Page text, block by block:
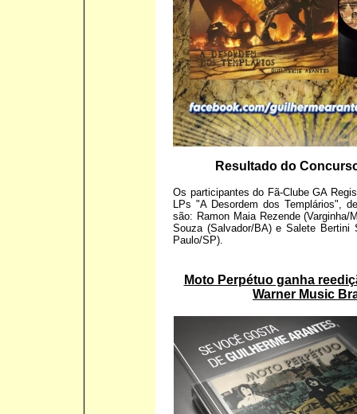
Resultado do
Os participantes do Fã-Clube GA
LPs "A Desordem dos Templários",
são: Ramon Maia Rezende (Varginha/
Souza (Salvador/BA) e Salete Bertini
Paulo/SP).
Moto Perpétuo ganha
Warner Music